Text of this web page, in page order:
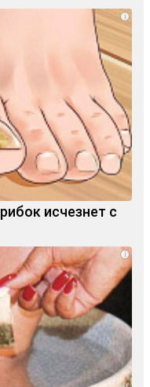
i
исчезнет с
i